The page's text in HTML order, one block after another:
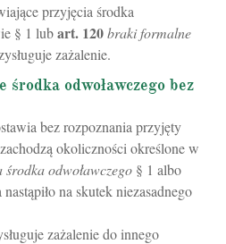
przyjęcia środka
§ 1 lubart. 120braki formalne
zażalenie.
odwoławczego bez
bez rozpoznania przyjęty
okoliczności określone w
odwoławczego § 1 albo
na skutek niezasadnego
zażalenie do innego